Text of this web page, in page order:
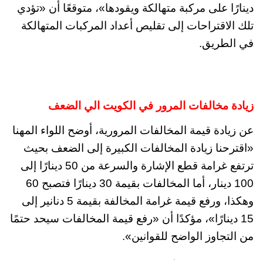
دينارًا على مركبة متهالكة ويقودها»، متوقعًا أن «تؤدي
تلك الاقتراحات إلى تقليص أعداد المركبات المتهالكة
في الطريق.
زيادة مخالفات المرور في الكويت الي الضعف
عن زيادة قيمة المخالفات المرورية، أوضح اللواء المهنا
«اقترحنا زيادة المخالفات الكبيرة إلى الضعف بحيث
ترتفع غرامة قطع الإشارة والسرعة من 50 دينارًا إلى
100 دينار، أما المخالفات بقيمة 30 دينارًا فتصبح 60
وهكذا، ورفع قيمة غرامة المخالفة بقيمة 5 دنانير إلى
15 دينارًا»، مؤكدًا أن «رفع قيمة المخالفات سيحد حتمًا
من التجاوز الواضح للقوانين».